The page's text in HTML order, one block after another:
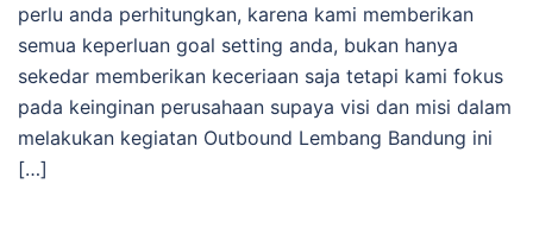
perlu anda perhitungkan, karena kami memberikan
semua keperluan goal setting anda, bukan hanya
sekedar memberikan keceriaan saja tetapi kami fokus
pada keinginan perusahaan supaya visi dan misi dalam
melakukan kegiatan Outbound Lembang Bandung ini
[…]